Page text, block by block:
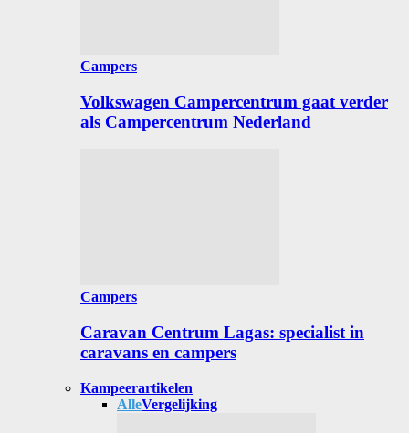
Campers
Volkswagen Campercentrum gaat verder
als Campercentrum Nederland
Campers
Caravan Centrum Lagas: specialist in
caravans en campers
Kampeerartikelen
AlleVergelijking